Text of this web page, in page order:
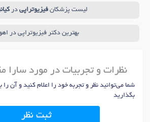
لیست پزشکانفیزیوتراپی در
بهترین دکتر فیزیوتراپی در
نظرات و تجربیات در مورد سارا
شما می‌توانید نظر و تجربه خود را اعلام کنید و آن را
بگذارید
ثبت نظر